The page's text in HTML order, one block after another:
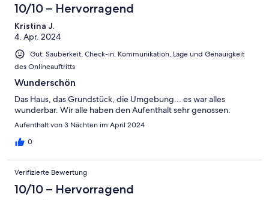
10/10 – Hervorragend
Kristina J.
4. Apr. 2024
Gut: Sauberkeit, Check-in, Kommunikation, Lage und Genauigkeit
des Onlineauftritts
Wunderschön
Das Haus, das Grundstück, die Umgebung... es war alles
wunderbar. Wir alle haben den Aufenthalt sehr genossen.
Aufenthalt von 3 Nächten im April 2024
0
Verifizierte Bewertung
10/10 – Hervorragend